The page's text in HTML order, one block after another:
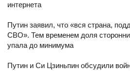
интернета
Путин заявил, что «вся страна,
СВО». Тем временем доля
упала до минимума
Путин и Си Цзиньпин обсудили